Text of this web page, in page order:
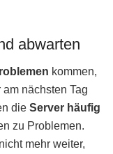
abwarten
kommen,
nächsten Tag
die Server häufig
zu Problemen.
mehr weiter,